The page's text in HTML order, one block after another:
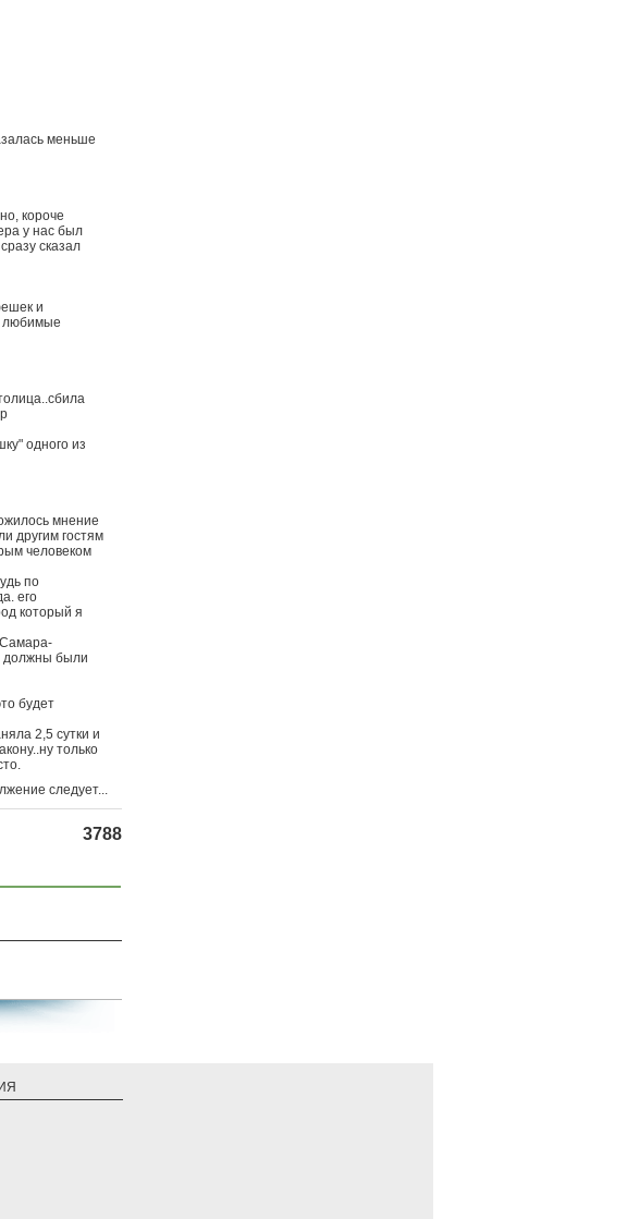
меньше
короче
у нас был
сказал
и
любимые
одного из
мнение
другим гостям
человеком
по
его
который я
должны были
будет
2,5 сутки и
только
следует...
3788